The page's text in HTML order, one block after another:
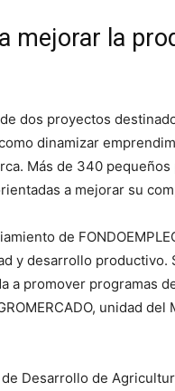
mejorar la
dos proyectos
dinamizar
Más de 340
a mejorar su
de
y desarrollo productivo.
a promover programas
unidad del
Desarrollo de